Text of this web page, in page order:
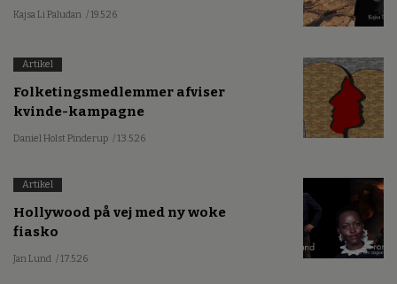
Kajsa Li Paludan / 19.5.26
Artikel
Folketingsmedlemmer afviser
kvinde-kampagne
Daniel Holst Pinderup / 13.5.26
Artikel
Hollywood på vej med ny woke
fiasko
Jan Lund / 17.5.26